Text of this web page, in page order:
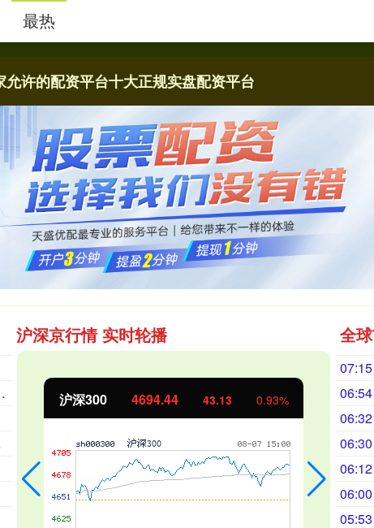
允许的配资平台十大正规实盘配资平台
沪深京行情 实时轮播
北证50 1134.24 11.37 1.01%
全
最热